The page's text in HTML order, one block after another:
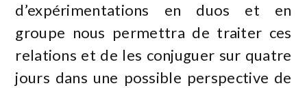
d’expérimentations en duos et en
groupe nous permettra de traiter ces
relations et de les conjuguer sur quatre
jours dans une possible perspective de